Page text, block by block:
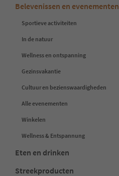
Belevenissen en evenementen
Sportieve activiteiten
In de natuur
Wellness en ontspanning
Gezinsvakantie
Cultuur en bezienswaardigheden
Alle evenementen
Winkelen
Wellness & Entspannung
Eten en drinken
Streekproducten